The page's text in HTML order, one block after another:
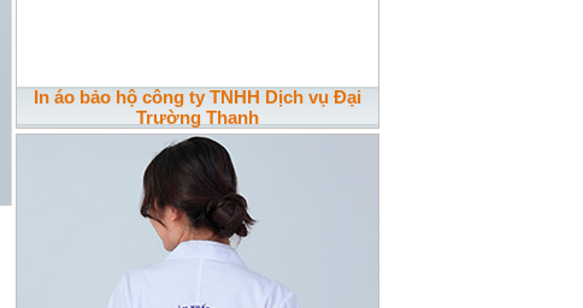
In áo bảo hộ công ty TNHH Dịch vụ Đại
Trường Thanh